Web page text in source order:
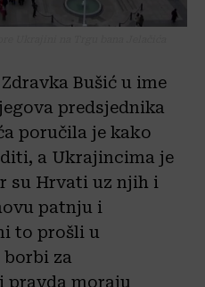
Bušić u ime
predsjednika
poručila je kako
a Ukrajincima je
su Hrvati uz njih i
patnju i
to prošli u
za
pravda moraju